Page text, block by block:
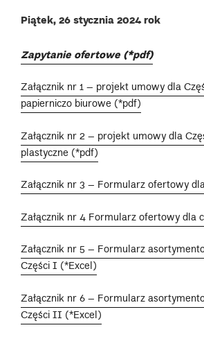
Piątek, 26 stycznia 2024 rok
Zapytanie ofertowe (*pdf)
Załącznik nr 1 – projekt umowy dla
papierniczo biurowe (*pdf)
Załącznik nr 2 – projekt umowy dla
plastyczne (*pdf)
Załącznik nr 3 – Formularz ofertowy
Załącznik nr 4 Formularz ofertowy dla
Załącznik nr 5 – Formularz
Części I (*Excel)
Załącznik nr 6 – Formularz
Części II (*Excel)